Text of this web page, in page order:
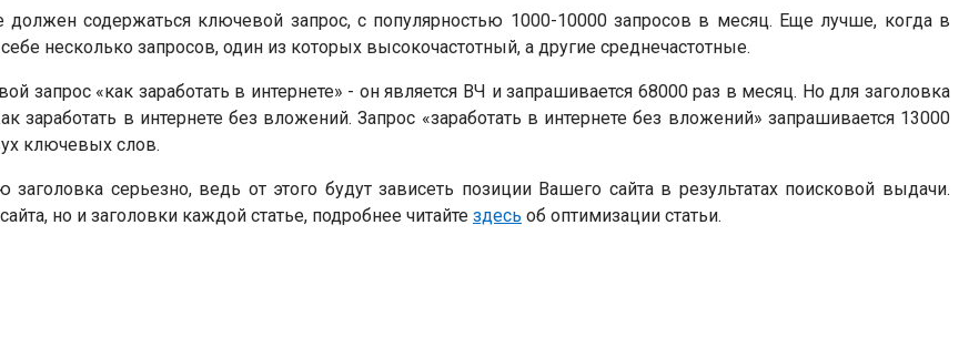
содержаться ключевой запрос, с популярностью 1000-10000 запросов в месяц. Еще лучше, когда в
несколько запросов, один из которых высокочастотный, а другие среднечастотные.
запрос «как заработать в интернете» - он является ВЧ и запрашивается 68000 раз в месяц. Но для заголовка
в интернете без вложений. Запрос «заработать в интернете без вложений» запрашивается 13000
ключевых слов.
заголовка серьезно, ведь от этого будут зависеть позиции Вашего сайта в результатах поисковой выдачи.
но и заголовки каждой статье, подробнее читайте здесь об оптимизации статьи.